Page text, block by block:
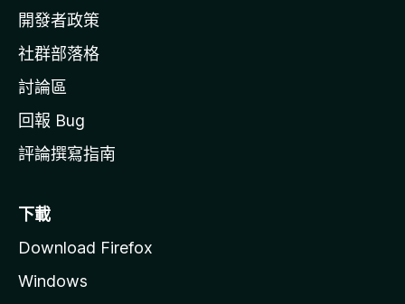
網
開發者政策
社群部落格
討論區
回報 Bug
評論撰寫指南
下載
Download Firefox
Windows